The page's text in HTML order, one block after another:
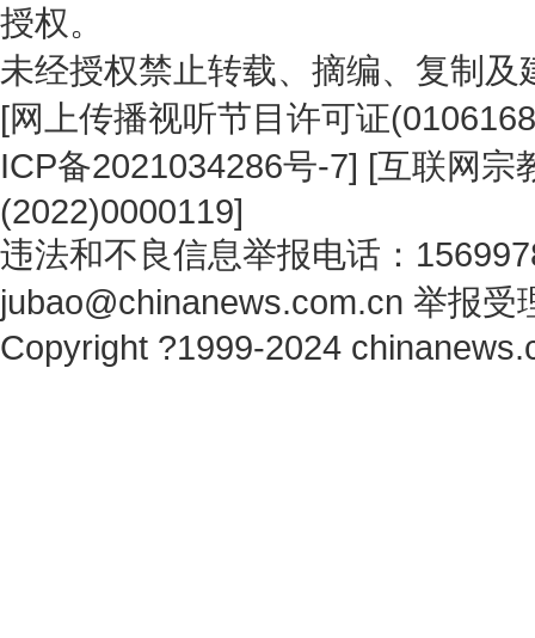
授权。
未经授权禁止转载、摘编、复制
[网上传播视听节目许可证
ICP备2021034286号-7] [互联网宗
(2022)0000119]
违法和不良信息举报电话：
jubao@chinanews.com.cn 举报受
Copyright ?1999-2024